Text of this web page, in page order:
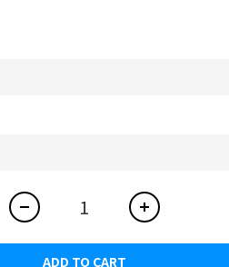
ADD TO CART